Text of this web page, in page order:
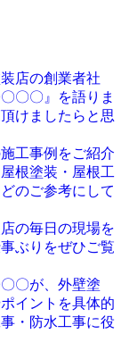
店の創業者社
〇〇』を語りま
けましたらと思
工事例をご紹介
根塗装・屋根工
のご参考にして
の毎日の現場を
ぶりをぜひご覧
〇が、外壁塗
イントを具体的
・防水工事に役